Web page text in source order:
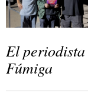
El
Fúmiga